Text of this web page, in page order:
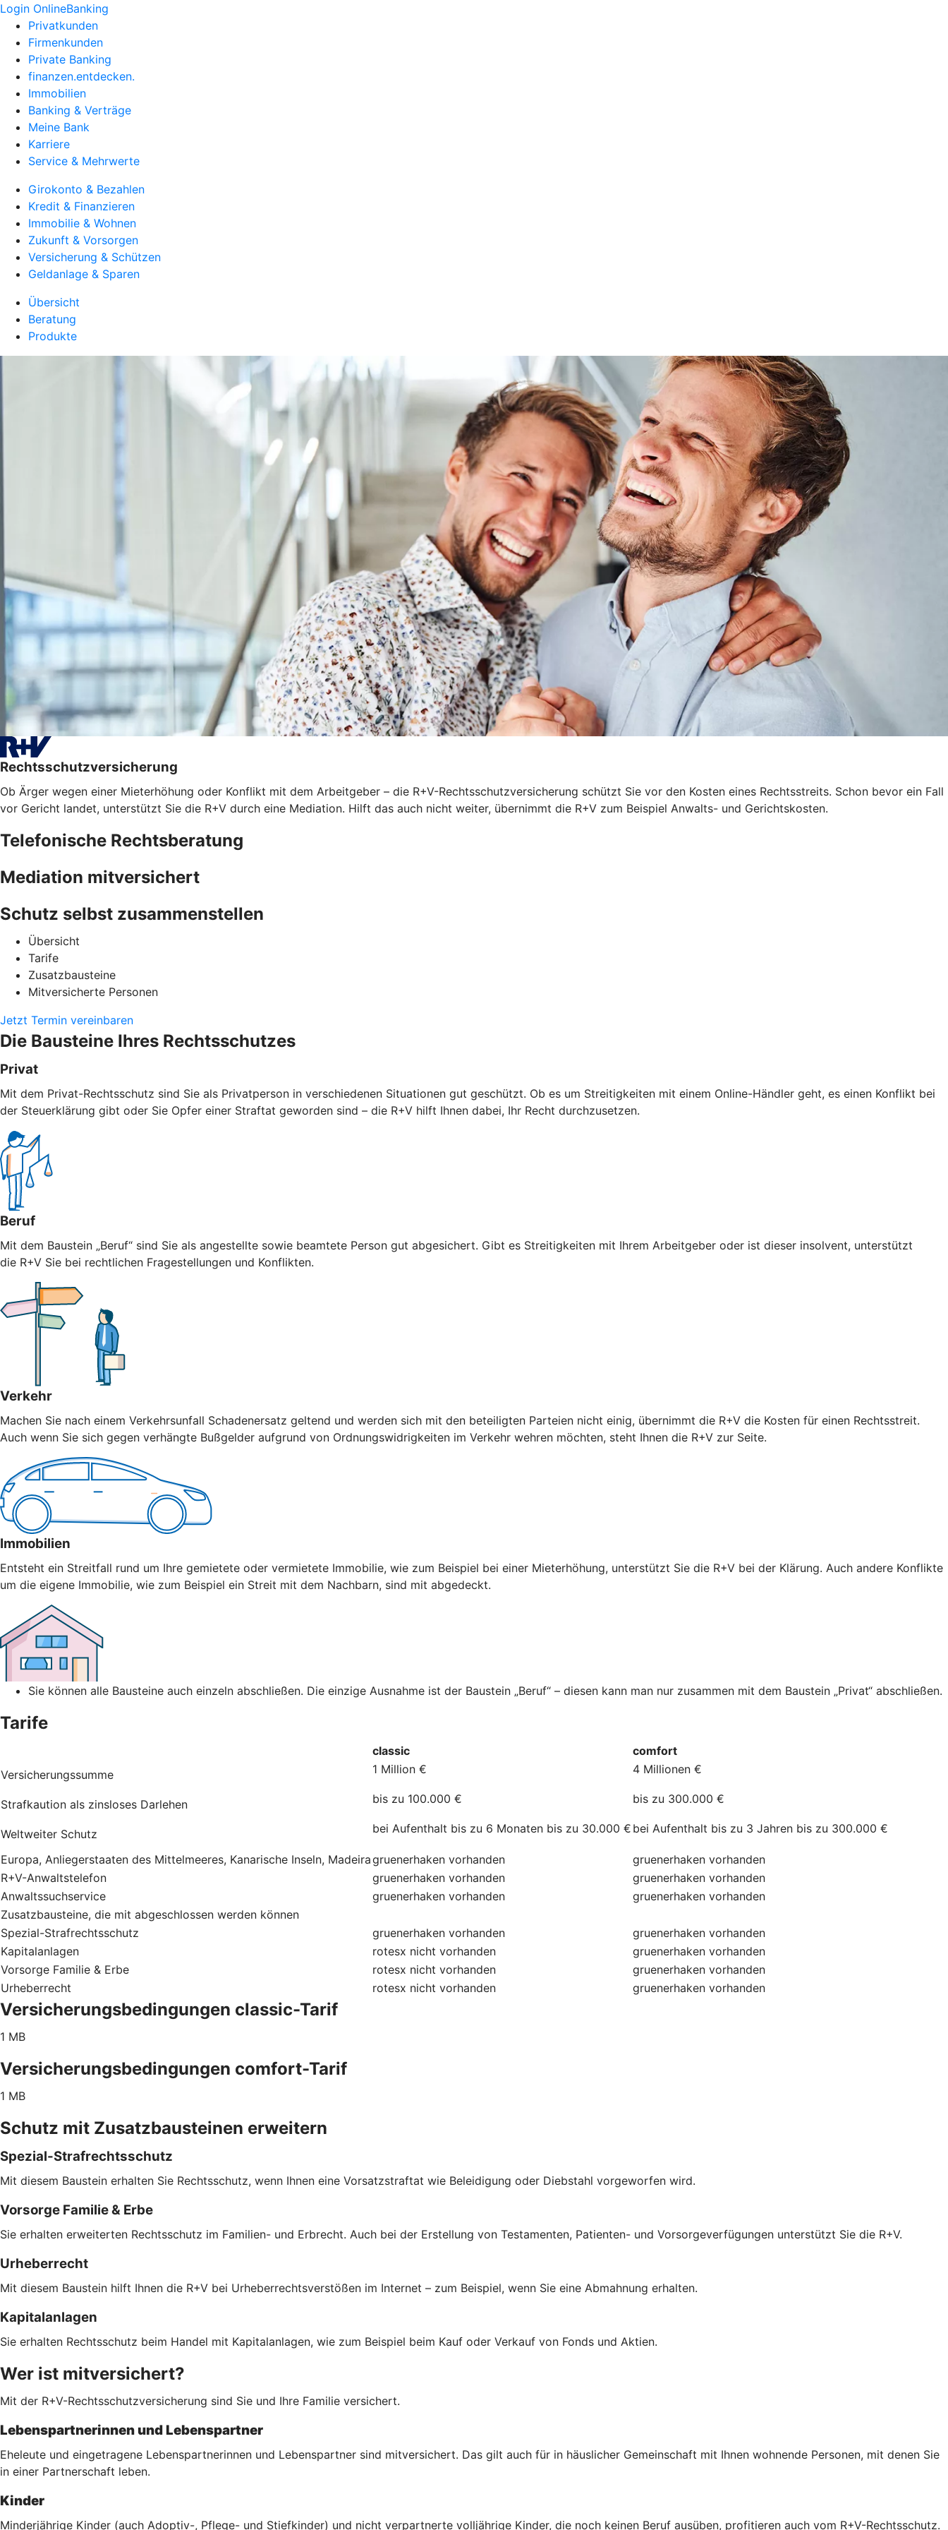
Login OnlineBanking
Privatkunden
Firmenkunden
Private Banking
finanzen.entdecken.
Immobilien
Banking & Verträge
Meine Bank
Karriere
Service & Mehrwerte
Girokonto & Bezahlen
Kredit & Finanzieren
Immobilie & Wohnen
Zukunft & Vorsorgen
Versicherung & Schützen
Geldanlage & Sparen
Übersicht
Beratung
Produkte
Rechtsschutzversicherung
Ob Ärger wegen einer Mieterhöhung oder Konflikt mit dem Arbeitgeber – die R+V-Rechtsschutzversicherung schützt Sie vor den Kosten eines Rechtsstreits. Schon bevor ein Fall
vor Gericht landet, unterstützt Sie die R+V durch eine Mediation. Hilft das auch nicht weiter, übernimmt die R+V zum Beispiel Anwalts- und Gerichtskosten.
Telefonische Rechtsberatung
Mediation mitversichert
Schutz selbst zusammenstellen
Übersicht
Tarife
Zusatzbausteine
Mitversicherte Personen
Jetzt Termin vereinbaren
Die Bausteine Ihres Rechtsschutzes
Privat
Mit dem Privat-Rechtsschutz sind Sie als Privatperson in verschiedenen Situationen gut geschützt. Ob es um Streitigkeiten mit einem Online-Händler geht, es einen Konflikt bei
der Steuerklärung gibt oder Sie Opfer einer Straftat geworden sind – die R+V hilft Ihnen dabei, Ihr Recht durchzusetzen.
Beruf
Mit dem Baustein „Beruf“ sind Sie als angestellte sowie beamtete Person gut abgesichert. Gibt es Streitigkeiten mit Ihrem Arbeitgeber oder ist dieser insolvent, unterstützt
die R+V Sie bei rechtlichen Fragestellungen und Konflikten.
Verkehr
Machen Sie nach einem Verkehrsunfall Schadenersatz geltend und werden sich mit den beteiligten Parteien nicht einig, übernimmt die R+V die Kosten für einen Rechtsstreit.
Auch wenn Sie sich gegen verhängte Bußgelder aufgrund von Ordnungswidrigkeiten im Verkehr wehren möchten, steht Ihnen die R+V zur Seite.
Immobilien
Entsteht ein Streitfall rund um Ihre gemietete oder vermietete Immobilie, wie zum Beispiel bei einer Mieterhöhung, unterstützt Sie die R+V bei der Klärung. Auch andere Konflikte
um die eigene Immobilie, wie zum Beispiel ein Streit mit dem Nachbarn, sind mit abgedeckt.
Sie können alle Bausteine auch einzeln abschließen. Die einzige Ausnahme ist der Baustein „Beruf“ – diesen kann man nur zusammen mit dem Baustein „Privat“ abschließen.
Tarife
classic
comfort
Versicherungssumme
1 Million € 4 Millionen €
Strafkaution als zinsloses Darlehen bis zu 100.000 € bis zu 300.000 €
Weltweiter Schutz bei Aufenthalt bis zu 6 Monaten bis zu 30.000 € bei Aufenthalt bis zu 3 Jahren bis zu 300.000 €
Europa, Anliegerstaaten des Mittelmeeres, Kanarische Inseln, Madeiragruenerhaken vorhanden gruenerhaken vorhanden
R+V-Anwaltstelefon
gruenerhaken vorhanden gruenerhaken vorhanden
Anwaltssuchservice
gruenerhaken vorhanden gruenerhaken vorhanden
Zusatzbausteine, die mit abgeschlossen werden können
Spezial-Strafrechtsschutz
gruenerhaken vorhanden gruenerhaken vorhanden
Kapitalanlagen
rotesx nicht vorhanden gruenerhaken vorhanden
Vorsorge Familie & Erbe
rotesx nicht vorhanden gruenerhaken vorhanden
Urheberrecht
rotesx nicht vorhanden gruenerhaken vorhanden
Versicherungsbedingungen classic-Tarif
1 MB
Versicherungsbedingungen comfort-Tarif
1 MB
Schutz mit Zusatzbausteinen erweitern
Spezial-Strafrechtsschutz
Mit diesem Baustein erhalten Sie Rechtsschutz, wenn Ihnen eine Vorsatzstraftat wie Beleidigung oder Diebstahl vorgeworfen wird.
Vorsorge Familie & Erbe
Sie erhalten erweiterten Rechtsschutz im Familien- und Erbrecht. Auch bei der Erstellung von Testamenten, Patienten- und Vorsorgeverfügungen unterstützt Sie die R+V.
Urheberrecht
Mit diesem Baustein hilft Ihnen die R+V bei Urheberrechtsverstößen im Internet – zum Beispiel, wenn Sie eine Abmahnung erhalten.
Kapitalanlagen
Sie erhalten Rechtsschutz beim Handel mit Kapitalanlagen, wie zum Beispiel beim Kauf oder Verkauf von Fonds und Aktien.
Wer ist mitversichert?
Mit der R+V-Rechtsschutzversicherung sind Sie und Ihre Familie versichert.
Lebenspartnerinnen und Lebenspartner
Eheleute und eingetragene Lebenspartnerinnen und Lebenspartner sind mitversichert. Das gilt auch für in häuslicher Gemeinschaft mit Ihnen wohnende Personen, mit denen Sie
in einer Partnerschaft leben.
Kinder
Minderjährige Kinder (auch Adoptiv-, Pflege- und Stiefkinder) und nicht verpartnerte volljährige Kinder, die noch keinen Beruf ausüben, profitieren auch vom R+V-Rechtsschutz.